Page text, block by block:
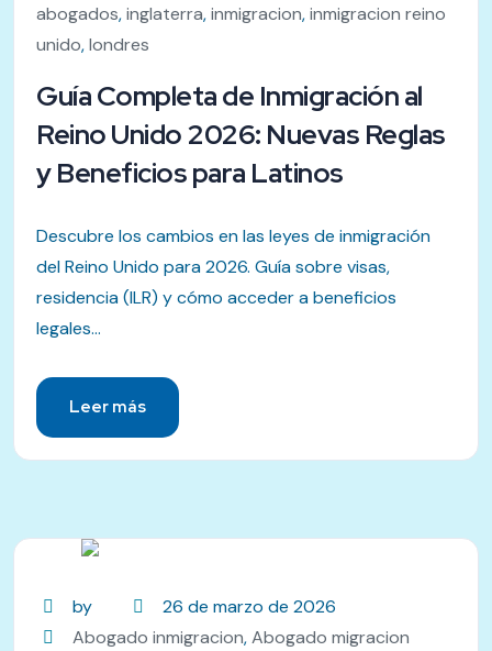
abogados,inglaterra,inmigracion,inmigracion reino
unido,londres
Guía Completa de Inmigración al
Reino Unido 2026: Nuevas Reglas
y Beneficios para Latinos
Descubre los cambios en las leyes de inmigración
del Reino Unido para 2026. Guía sobre visas,
residencia (ILR) y cómo acceder a beneficios
legales...
Leer más
by
26 de marzo de 2026
Abogado inmigracion,Abogado migracion